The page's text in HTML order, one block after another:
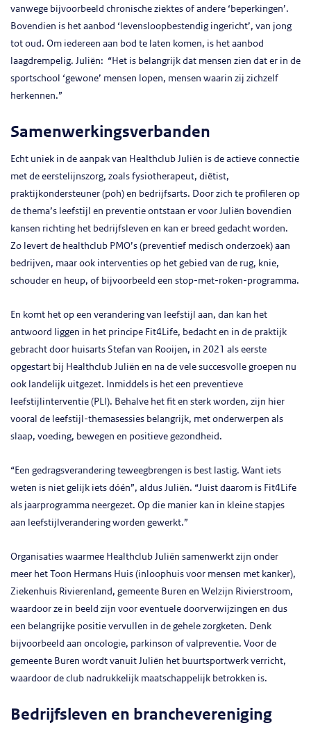
vanwege bijvoorbeeld chronische ziektes of andere ‘beperkingen’.
Bovendien is het aanbod ‘levensloopbestendig ingericht’, van jong
tot oud. Om iedereen aan bod te laten komen, is het aanbod
laagdrempelig. Juliën: “Het is belangrijk dat mensen zien dat er in de
sportschool ‘gewone’ mensen lopen, mensen waarin zij zichzelf
herkennen.”
Samenwerkingsverbanden
Echt uniek in de aanpak van Healthclub Juliën is de actieve connectie
met de eerstelijnszorg, zoals fysiotherapeut, diëtist,
praktijkondersteuner (poh) en bedrijfsarts. Door zich te profileren op
de thema’s leefstijl en preventie ontstaan er voor Juliën bovendien
kansen richting het bedrijfsleven en kan er breed gedacht worden.
Zo levert de healthclub PMO’s (preventief medisch onderzoek) aan
bedrijven, maar ook interventies op het gebied van de rug, knie,
schouder en heup, of bijvoorbeeld een stop-met-roken-programma.
En komt het op een verandering van leefstijl aan, dan kan het
antwoord liggen in het principe Fit4Life, bedacht en in de praktijk
gebracht door huisarts Stefan van Rooijen, in 2021 als eerste
opgestart bij Healthclub Juliën en na de vele succesvolle groepen nu
ook landelijk uitgezet. Inmiddels is het een preventieve
leefstijlinterventie (PLI). Behalve het fit en sterk worden, zijn hier
vooral de leefstijl-themasessies belangrijk, met onderwerpen als
slaap, voeding, bewegen en positieve gezondheid.
“Een gedragsverandering teweegbrengen is best lastig. Want iets
weten is niet gelijk iets dóén”, aldus Juliën. “Juist daarom is Fit4Life
als jaarprogramma neergezet. Op die manier kan in kleine stapjes
aan leefstijlverandering worden gewerkt.”
Organisaties waarmee Healthclub Juliën samenwerkt zijn onder
meer het Toon Hermans Huis (inloophuis voor mensen met kanker),
Ziekenhuis Rivierenland, gemeente Buren en Welzijn Rivierstroom,
waardoor ze in beeld zijn voor eventuele doorverwijzingen en dus
een belangrijke positie vervullen in de gehele zorgketen. Denk
bijvoorbeeld aan oncologie, parkinson of valpreventie. Voor de
gemeente Buren wordt vanuit Juliën het buurtsportwerk verricht,
waardoor de club nadrukkelijk maatschappelijk betrokken is.
Bedrijfsleven en branchevereniging